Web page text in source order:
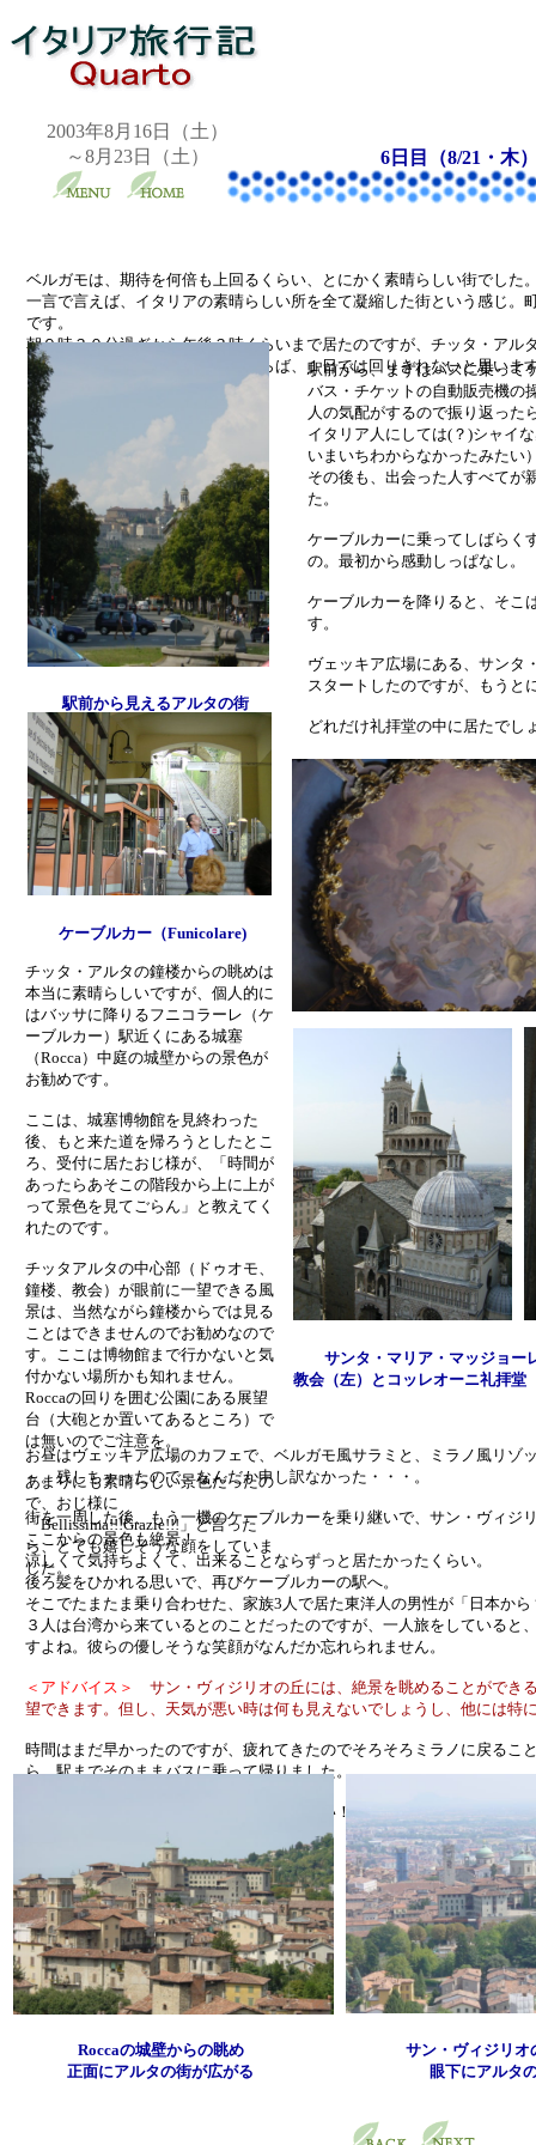
6日目（8/21・木
2003年8月16日（土）
～8月23日（土）
ベルガモは、期待を何倍も上回るくらい、とにかく素晴らしい街でした
一言で言えば、イタリアの素晴らしい所を全て凝縮した街という感じ
です。
朝９時３０分過ぎから午後３時くらいまで居たのですが、チッタ・ア
ッタ・バッサもゆっくり見たいならば、１日では回りきれないと思いま
駅前から、まずはバスに乗って
バス・チケットの自動販売機の
人の気配がするので振り返った
イタリア人にしては(？)シャイ
いまいちわからなかったみたい
その後も、出会った人すべてが
た。
ケーブルカーに乗ってしばらく
の。最初から感動しっぱなし。
ケーブルカーを降りると、そこ
す。
ヴェッキア広場にある、サンタ
スタートしたのですが、もうと
どれだけ礼拝堂の中に居たでし
一通り見学を終えた後、広場
ここで、鐘楼のほか、Rocca博
入。それぞれの場所はたいし
歩くのは、とても楽しかったで
きることが無いのですから。
チッタ・アルタの鐘楼からの眺めは
本当に素晴らしいですが、個人的に
はバッサに降りるフニコラーレ（ケ
ーブルカー）駅近くにある城塞
（Rocca）中庭の城壁からの景色が
お勧めです。
ここは、城塞博物館を見終わった
後、もと来た道を帰ろうとしたとこ
ろ、受付に居たおじ様が、「時間が
あったらあそこの階段から上に上が
って景色を見てごらん」と教えてく
れたのです。
チッタアルタの中心部（ドゥオモ、
鐘楼、教会）が眼前に一望できる風
景は、当然ながら鐘楼からでは見る
ことはできませんのでお勧めなので
す。ここは博物館まで行かないと気
付かない場所かも知れません。
Roccaの回りを囲む公園にある展望
台（大砲とか置いてあるところ）で
は無いのでご注意を。
あまりにも素晴らしい景色だったの
で、おじ様に
「Bellissima!!!Grazie!!!」と言った
ら、とても嬉しそうな顔をしていま
した。
お昼はヴェッキア広場のカフェで、ベルガモ風サラミと、ミラノ風リ
～。残しちゃったので、なんだか申し訳なかった・・・。
街を一周した後、もう一機のケーブルカーを乗り継いで、サン・ヴィジ
ここからの景色も絶景！
涼しくて気持ちよくて、出来ることならずっと居たかったくらい。
後ろ髪をひかれる思いで、再びケーブルカーの駅へ。
そこでたまたま乗り合わせた、家族3人で居た東洋人の男性が「日本か
３人は台湾から来ているとのことだったのですが、一人旅をしている
すよね。彼らの優しそうな笑顔がなんだか忘れられません。
＜アドバイス＞
サン・ヴィジリオの丘には、絶景を眺めることができ
望できます。但し、天気が悪い時は何も見えないでしょうし、他には特
時間はまだ早かったのですが、疲れてきたのでそろそろミラノに戻るこ
ら、駅までそのままバスに乗って帰りました。
明日はとうとう帰国日です。帰りたくな～い！
駅前から見えるアルタの街
ケーブルカー（Funicolare)
サンタ・マリア・マッジョー
教会（左）とコッレオーニ礼拝堂
Roccaの城壁からの眺め
正面にアルタの街が広がる
サン・ヴィジリオ
眼下にアルタ